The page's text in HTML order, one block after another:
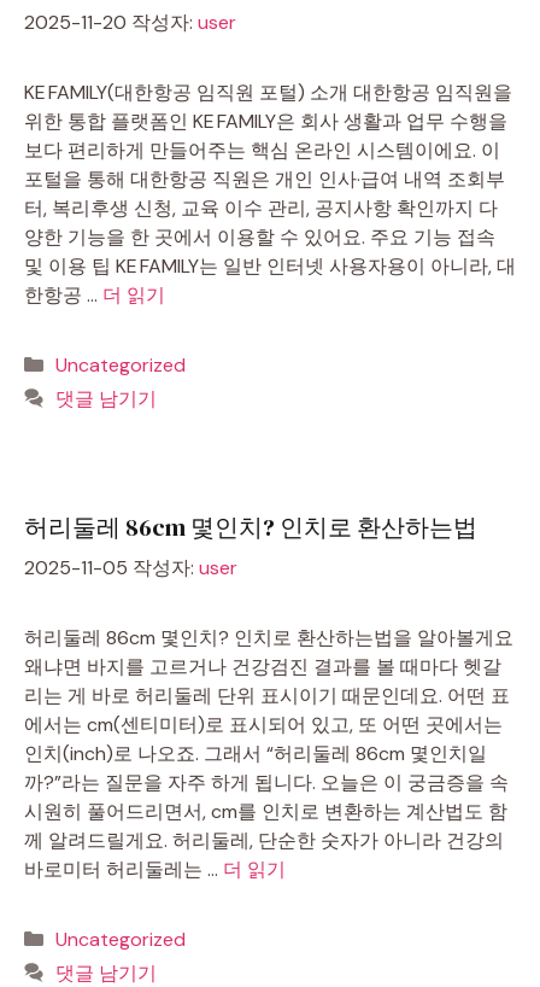
2025-11-20 작성자: user
KE FAMILY(대한항공 임직원 포털) 소개 대한항공 임직원을
위한 통합 플랫폼인 KE FAMILY은 회사 생활과 업무 수행을
보다 편리하게 만들어주는 핵심 온라인 시스템이에요. 이
포털을 통해 대한항공 직원은 개인 인사·급여 내역 조회부
터, 복리후생 신청, 교육 이수 관리, 공지사항 확인까지 다
양한 기능을 한 곳에서 이용할 수 있어요. 주요 기능 접속
및 이용 팁 KE FAMILY는 일반 인터넷 사용자용이 아니라, 대
한항공 … 더 읽기
카
테
Uncategorized
댓글 남기기
허리둘레 86cm 몇인치? 인치로 환산하는법
2025-11-05 작성자: user
허리둘레 86cm 몇인치? 인치로 환산하는법을 알아볼게요
왜냐면 바지를 고르거나 건강검진 결과를 볼 때마다 헷갈
리는 게 바로 허리둘레 단위 표시이기 때문인데요. 어떤 표
에서는 cm(센티미터)로 표시되어 있고, 또 어떤 곳에서는
인치(inch)로 나오죠. 그래서 “허리둘레 86cm 몇인치일
까?”라는 질문을 자주 하게 됩니다. 오늘은 이 궁금증을 속
시원히 풀어드리면서, cm를 인치로 변환하는 계산법도 함
께 알려드릴게요. 허리둘레, 단순한 숫자가 아니라 건강의
바로미터 허리둘레는 … 더 읽기
카
테
Uncategorized
댓글 남기기